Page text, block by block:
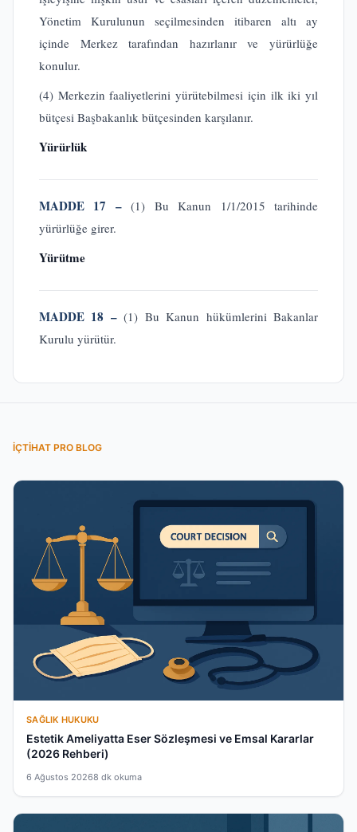
Yönetim Kurulunun seçilmesinden itibaren altı ay
içinde Merkez tarafından hazırlanır ve yürürlüğe
konulur.
(4) Merkezin faaliyetlerini yürütebilmesi için ilk iki yıl
bütçesi Başbakanlık bütçesinden karşılanır.
Yürürlük
MADDE 17 –(1) Bu Kanun 1/1/2015 tarihinde
yürürlüğe girer.
Yürütme
MADDE 18 –(1) Bu Kanun hükümlerini Bakanlar
Kurulu yürütür.
İÇTIHAT PRO BLOG
SAĞLIK HUKUKU
Estetik Ameliyatta Eser Sözleşmesi ve Emsal Kararlar
(2026 Rehberi)
6 Ağustos 20268 dk okuma